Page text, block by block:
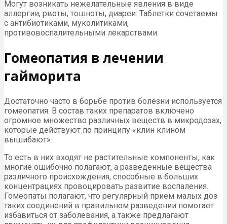
Могут возникать нежелательные явления в виде
аллергии, рвоты, тошноты, диареи. Таблетки сочетаемы
с антибиотиками, муколитиками,
противовоспалительными лекарствами.
Гомеопатия в лечении
гайморита
Достаточно часто в борьбе против болезни используется
гомеопатия. В состав таких препаратов включено
огромное множество различных веществ в микродозах,
которые действуют по принципу «клин клином
вышибают».
То есть в них входят не растительные компоненты, как
многие ошибочно полагают, а разведенные вещества
различного происхождения, способные в больших
концентрациях провоцировать развитие воспаления.
Гомеопаты полагают, что регулярный прием малых доз
таких соединений в правильном разведении помогает
избавиться от заболевания, а также предлагают